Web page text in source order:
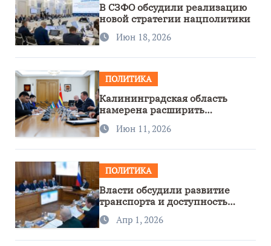
В СЗФО обсудили реализацию
новой стратегии нацполитики
Июн 18, 2026
ПОЛИТИКА
Калининградская область
намерена расширить
сотрудничество с Узбекистаном
Июн 11, 2026
ПОЛИТИКА
Власти обсудили развитие
транспорта и доступность
региона
Апр 1, 2026